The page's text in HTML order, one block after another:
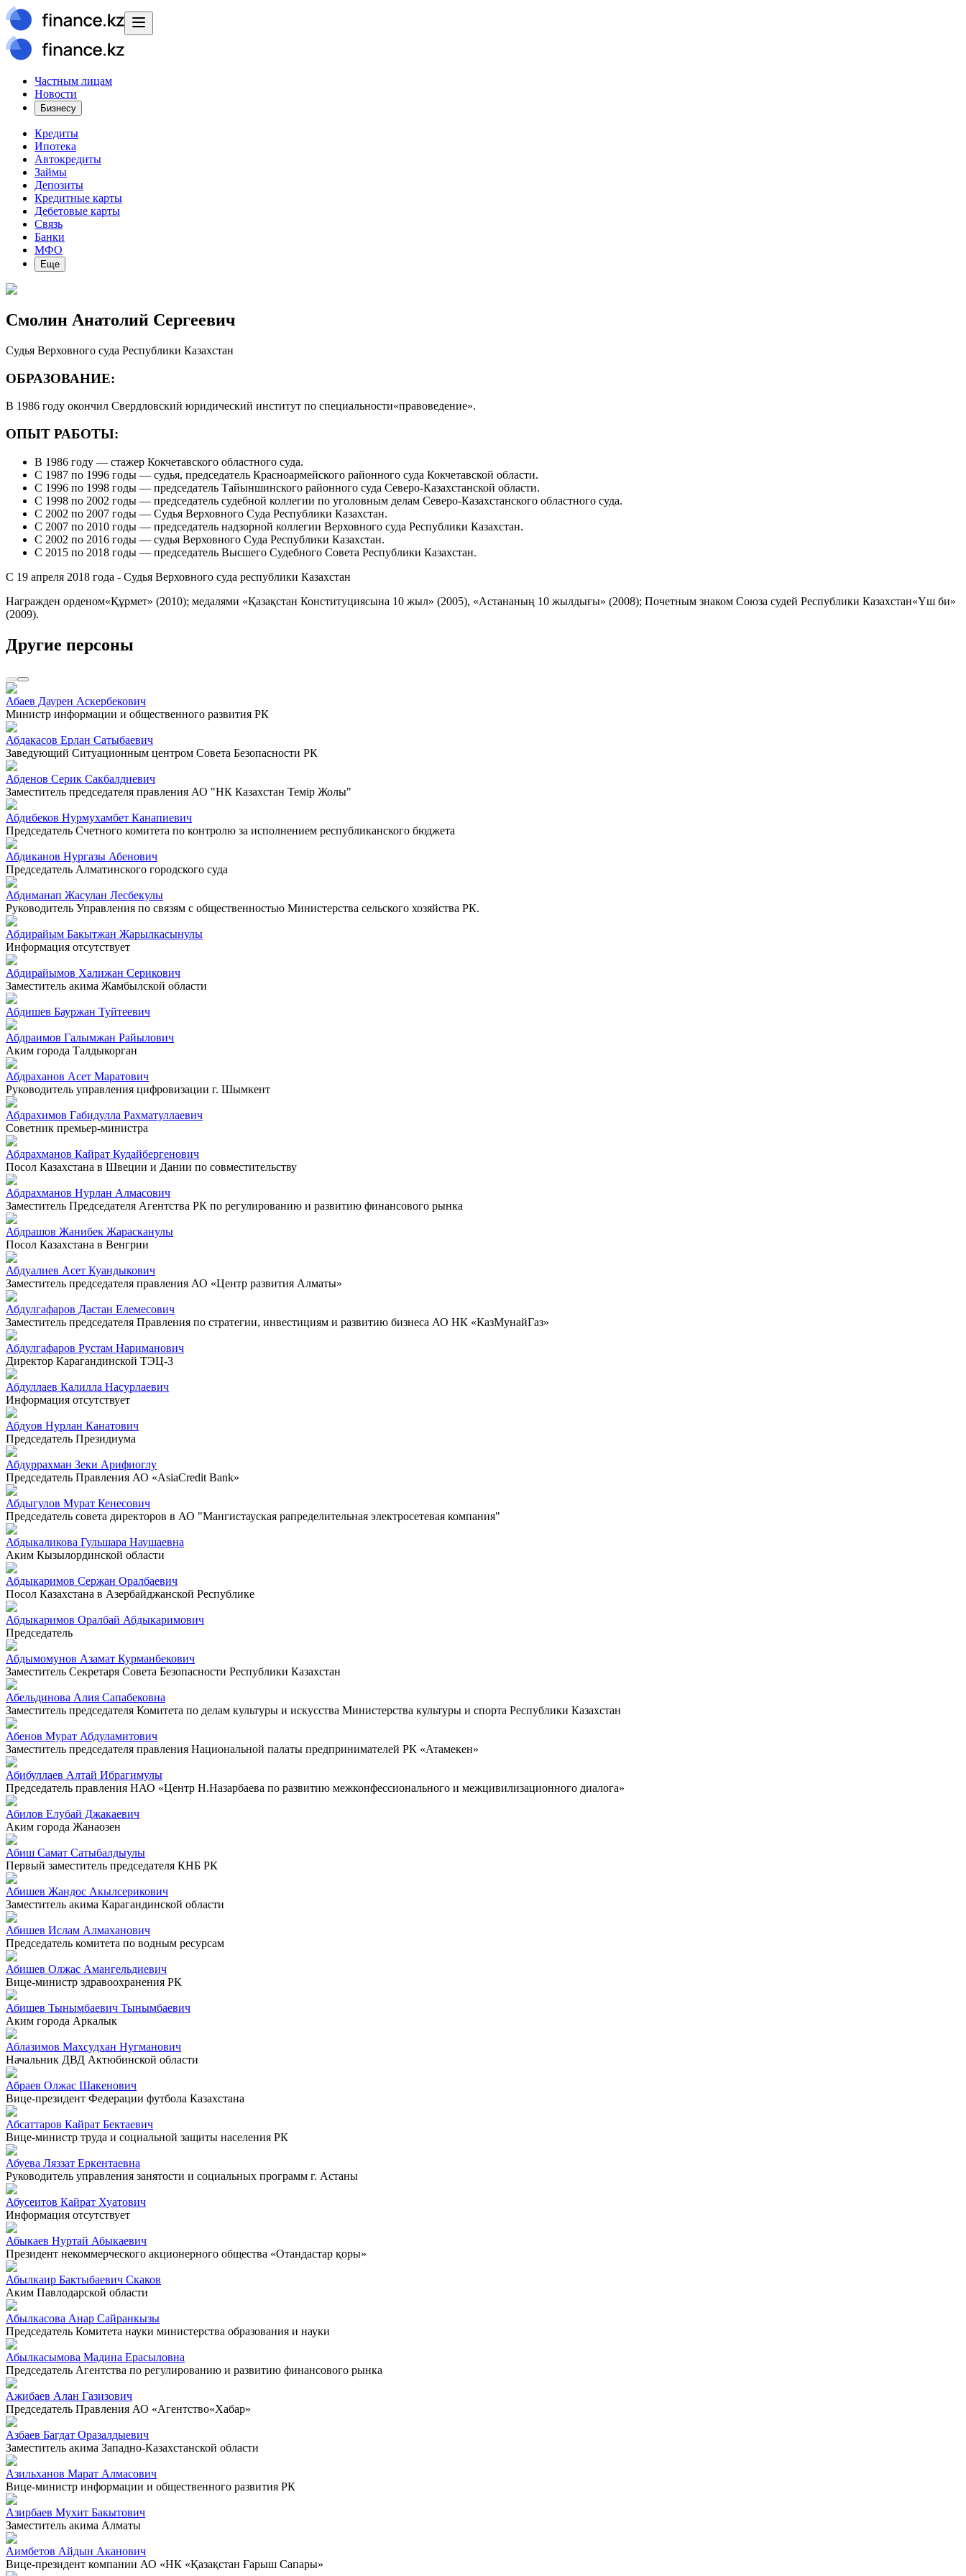
Частным лицам
Новости
Бизнесу
Кредиты
Ипотека
Автокредиты
Займы
Депозиты
Кредитные карты
Дебетовые карты
Связь
Банки
МФО
Еще
Смолин Анатолий Сергеевич
Судья Верховного суда Республики Казахстан
ОБРАЗОВАНИЕ:
В 1986 году окончил Свердловский юридический институт по специальности«правоведение».
ОПЫТ РАБОТЫ:
В 1986 году — стажер Кокчетавского областного суда.
С 1987 по 1996 годы — судья, председатель Красноармейского районного суда Кокчетавской области.
С 1996 по 1998 годы — председатель Тайыншинского районного суда Северо-Казахстанской области.
С 1998 по 2002 годы — председатель судебной коллегии по уголовным делам Северо-Казахстанского областного суда.
С 2002 по 2007 годы — Судья Верховного Суда Республики Казахстан.
С 2007 по 2010 годы — председатель надзорной коллегии Верховного суда Республики Казахстан.
С 2002 по 2016 годы — судья Верховного Суда Республики Казахстан.
С 2015 по 2018 годы — председатель Высшего Судебного Совета Республики Казахстан.
С 19 апреля 2018 года - Судья Верховного суда республики Казахстан
Награжден орденом«Құрмет» (2010); медалями «Қазақстан Конституциясына 10 жыл» (2005), «Астананың 10 жылдығы» (2008); Почетным знаком Союза судей Республики Казахстан«Үш би»
(2009).
Другие персоны
Абаев Даурен Аскербекович
Министр информации и общественного развития РК
Абдакасов Ерлан Сатыбаевич
Заведующий Ситуационным центром Совета Безопасности РК
Абденов Серик Сакбалдиевич
Заместитель председателя правления АО "НК Казахстан Темiр Жолы"
Абдибеков Нурмухамбет Канапиевич
Председатель Счетного комитета по контролю за исполнением республиканского бюджета
Абдиканов Нургазы Абенович
Председатель Алматинского городского суда
Абдиманап Жасулан Лесбекулы
Руководитель Управления по связям с общественностью Министерства сельского хозяйства РК.
Абдирайым Бакытжан Жарылкасынулы
Информация отсутствует
Абдирайымов Халижан Серикович
Заместитель акима Жамбылской области
Абдишев Бауржан Туйтеевич
Абдраимов Галымжан Райылович
Аким города Талдыкорган
Абдраханов Асет Маратович
Руководитель управления цифровизации г. Шымкент
Абдрахимов Габидулла Рахматуллаевич
Советник премьер-министра
Абдрахманов Кайрат Кудайбергенович
Посол Казахстана в Швеции и Дании по совместительству
Абдрахманов Нурлан Алмасович
Заместитель Председателя Агентства РК по регулированию и развитию финансового рынка
Абдрашов Жанибек Жарасканулы
Посол Казахстана в Венгрии
Абдуалиев Асет Куандыкович
Заместитель председателя правления АО «Центр развития Алматы»
Абдулгафаров Дастан Елемесович
Заместитель председателя Правления по стратегии, инвестициям и развитию бизнеса АО НК «КазМунайГаз»
Абдулгафаров Рустам Нариманович
Директор Карагандинской ТЭЦ-3
Абдуллаев Калилла Насурлаевич
Информация отсутствует
Абдуов Нурлан Канатович
Председатель Президиума
Абдуррахман Зеки Арифиоглу
Председатель Правления АО «AsiaCredit Bank»
Абдыгулов Мурат Кенесович
Председатель совета директоров в АО "Мангистауская рапределительная электросетевая компания"
Абдыкаликова Гульшара Наушаевна
Аким Кызылординской области
Абдыкаримов Сержан Оралбаевич
Посол Казахстана в Азербайджанской Республике
Абдыкаримов Оралбай Абдыкаримович
Председатель
Абдымомунов Азамат Курманбекович
Заместитель Секретаря Совета Безопасности Республики Казахстан
Абельдинова Алия Сапабековна
Заместитель председателя Комитета по делам культуры и искусства Министерства культуры и спорта Республики Казахстан
Абенов Мурат Абдуламитович
Заместитель председателя правления Национальной палаты предпринимателей РК «Атамекен»
Абибуллаев Алтай Ибрагимулы
Председатель правления НАО «Центр Н.Назарбаева по развитию межконфессионального и межцивилизационного диалога»
Абилов Елубай Джакаевич
Аким города Жанаозен
Абиш Самат Сатыбалдыулы
Первый заместитель председателя КНБ РК
Абишев Жандос Акылсерикович
Заместитель акима Карагандинской области
Абишев Ислам Алмаханович
Председатель комитета по водным ресурсам
Абишев Олжас Амангельдиевич
Вице-министр здравоохранения РК
Абишев Тынымбаевич Тынымбаевич
Аким города Аркалык
Аблазимов Махсудхан Нугманович
Начальник ДВД Актюбинской области
Абраев Олжас Шакенович
Вице-президент Федерации футбола Казахстана
Абсаттаров Кайрат Бектаевич
Вице-министр труда и социальной защиты населения РК
Абуева Ляззат Еркентаевна
Руководитель управления занятости и социальных программ г. Астаны
Абусеитов Кайрат Хуатович
Информация отсутствует
Абыкаев Нуртай Абыкаевич
Президент некоммерческого акционерного общества «Отандастар қоры»
Абылкаир Бактыбаевич Скаков
Аким Павлодарской области
Абылкасова Анар Сайранкызы
Председатель Комитета науки министерства образования и науки
Абылкасымова Мадина Ерасыловна
Председатель Агентства по регулированию и развитию финансового рынка
Ажибаев Алан Газизович
Председатель Правления АО «Агентство«Хабар»
Азбаев Багдат Оразалдыевич
Заместитель акима Западно-Казахстанской области
Азильханов Марат Алмасович
Вице-министр информации и общественного развития РК
Азирбаев Мухит Бакытович
Заместитель акима Алматы
Аимбетов Айдын Аканович
Вице-президент компании АО «НК «Қазақстан Ғарыш Сапары»